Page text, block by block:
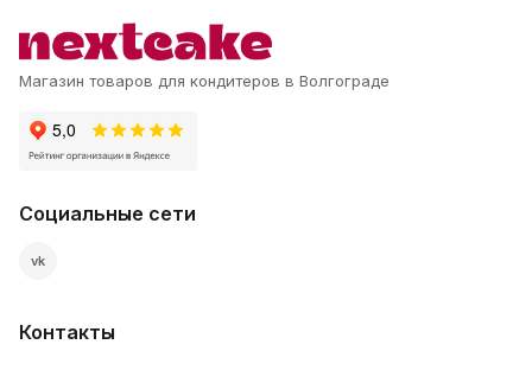
Магазин товаров для кондитеров в Волгограде
Социальные сети
vk
Контакты